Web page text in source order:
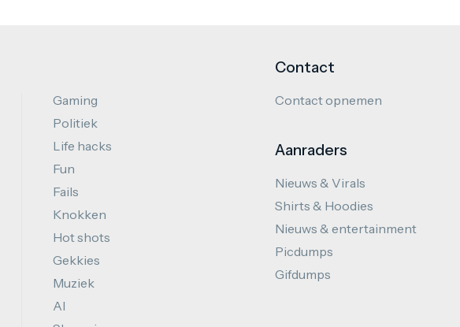
Gaming
Politiek
Life hacks
Fun
Fails
Knokken
Hot shots
Gekkies
Muziek
AI
Contact
Contact opnemen
Aanraders
Nieuws & Virals
Shirts & Hoodies
Nieuws & entertainment
Picdumps
Gifdumps